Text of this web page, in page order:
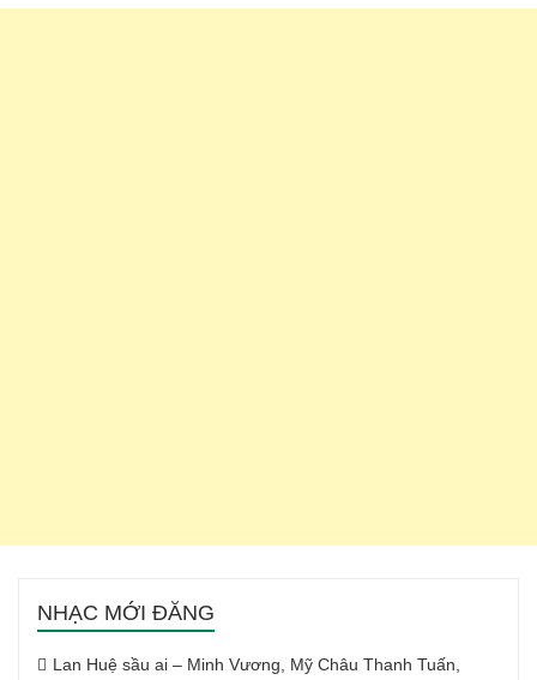
NHẠC MỚI ĐĂNG
Lan Huệ sầu ai – Minh Vương, Mỹ Châu Thanh Tuấn,